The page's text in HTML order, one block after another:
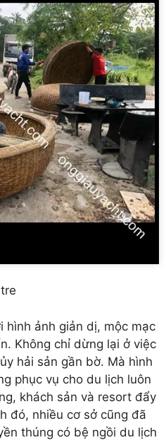
hình ảnh giản dị, mộc mạc
Không chỉ dừng lại ở việc
hải sản gần bờ. Mà hình
phục vụ cho du lịch luôn
khách sản và resort đẩy
đó, nhiều cơ sở cũng đã
thúng có bệ ngồi du lịch